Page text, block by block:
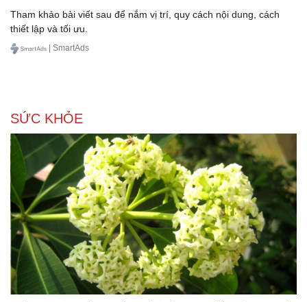
Tham khảo bài viết sau để nắm vị trí, quy cách nội dung, cách
thiết lập và tối ưu.
| SmartAds
SỨC KHỎE